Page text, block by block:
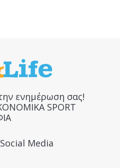
ενημέρωση σας!
SPORT
Media